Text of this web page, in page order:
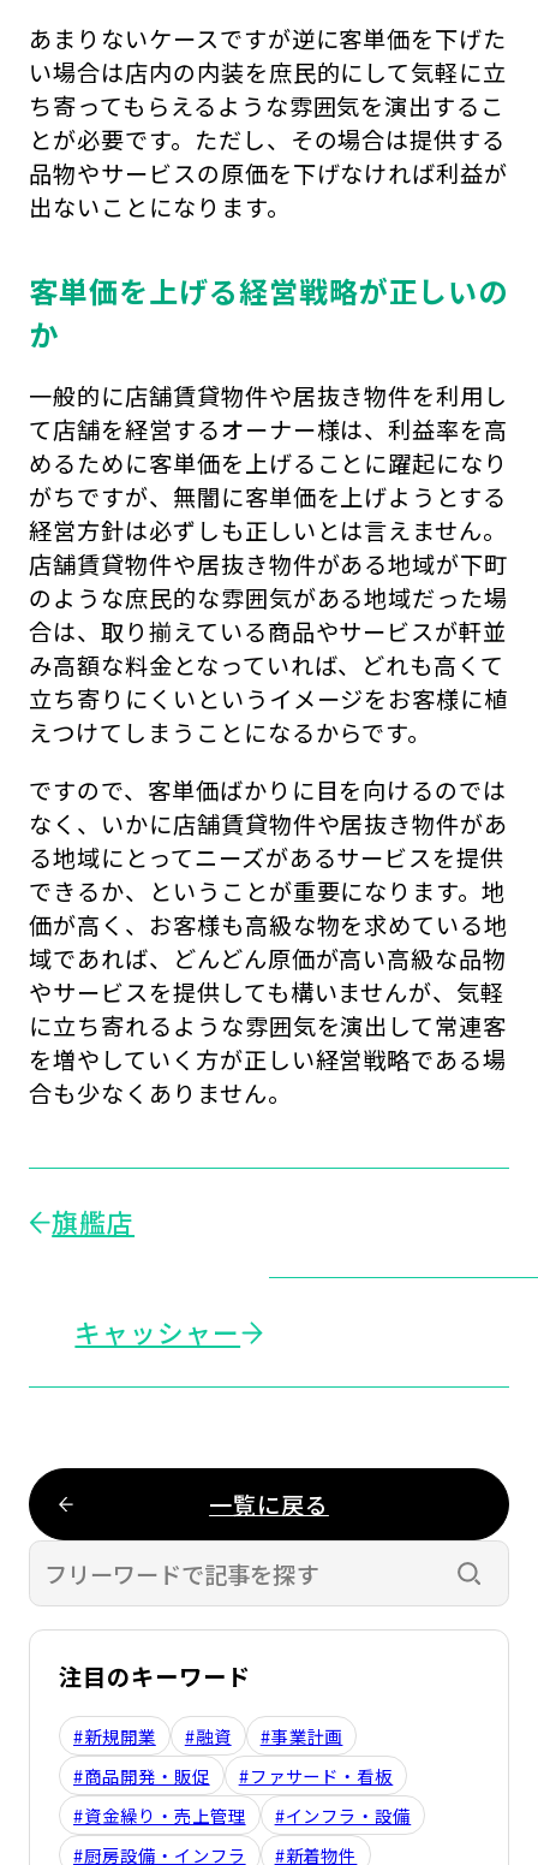
あまりないケースですが逆に客単価を下げた
い場合は店内の内装を庶民的にして気軽に立
ち寄ってもらえるような雰囲気を演出するこ
とが必要です。ただし、その場合は提供する
品物やサービスの原価を下げなければ利益が
出ないことになります。
客単価を上げる経営戦略が正しいの
か
一般的に店舗賃貸物件や居抜き物件を利用し
て店舗を経営するオーナー様は、利益率を高
めるために客単価を上げることに躍起になり
がちですが、無闇に客単価を上げようとする
経営方針は必ずしも正しいとは言えません。
店舗賃貸物件や居抜き物件がある地域が下町
のような庶民的な雰囲気がある地域だった場
合は、取り揃えている商品やサービスが軒並
み高額な料金となっていれば、どれも高くて
立ち寄りにくいというイメージをお客様に植
えつけてしまうことになるからです。
ですので、客単価ばかりに目を向けるのでは
なく、いかに店舗賃貸物件や居抜き物件があ
る地域にとってニーズがあるサービスを提供
できるか、ということが重要になります。地
価が高く、お客様も高級な物を求めている地
域であれば、どんどん原価が高い高級な品物
やサービスを提供しても構いませんが、気軽
に立ち寄れるような雰囲気を演出して常連客
を増やしていく方が正しい経営戦略である場
合も少なくありません。
旗艦店
キャッシャー
一覧に戻る
検索す
注目のキーワード
#新規開業 #融資
#事業計画
#商品開発・販促
#ファサード・看板
#資金繰り・売上管理
#インフラ・設備
#厨房設備・インフラ
#新着物件